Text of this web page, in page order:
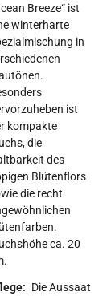
Breeze“ ist
winterharte
in
ist
kompakte
die
des
Blütenflors
die recht
ca. 20
Die Aussaat